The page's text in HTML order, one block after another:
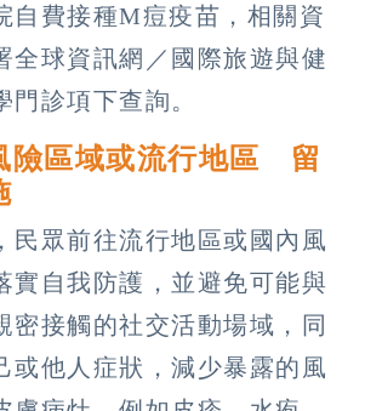
自費接種M痘疫苗，相關資
全球資訊網／國際旅遊與健
門診項下查詢。
險區域或流行地區 留
民眾前往流行地區或國內風
實自我防護，並避免可能與
密接觸的社交活動場域，同
或他人症狀，減少暴露的風